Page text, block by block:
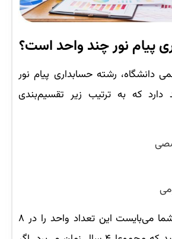
پیام نور چند واحد است؟
دانشگاه، رشته حسابداری پیام نور
۱۳۲ واحد دارد که به ترتیب زیر تقسیم‌بندی
در حالت معمول، شما می‌بایست این تعداد واحد را در ۸